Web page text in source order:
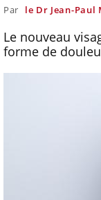
Par le Dr Jean-Paul
Le nouveau
forme de